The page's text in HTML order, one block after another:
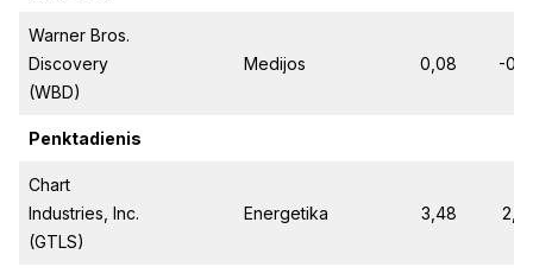
Warner Bros.
Discovery
(WBD)
Medijos 0,08 -
Penktadienis
Chart
Industries, Inc.
(GTLS)
Energetika 3,48